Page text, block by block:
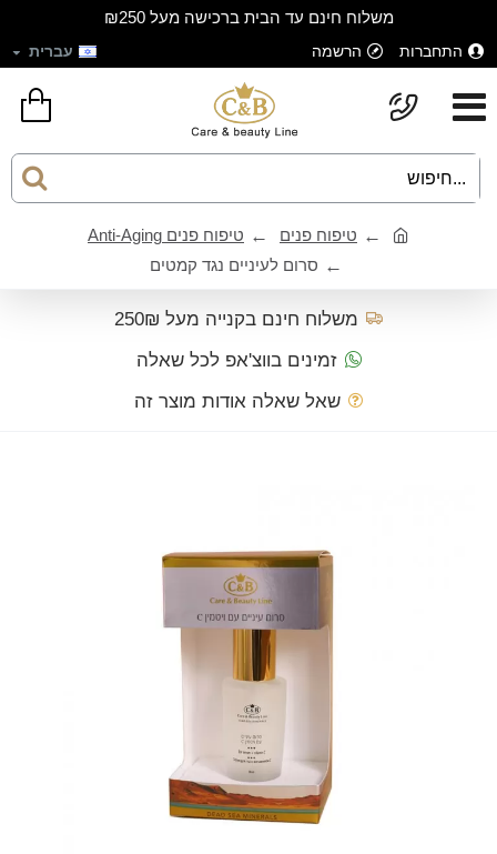
משלוח חינם עד הבית ברכישה מעל ₪250
התחברות הרשמה עברית
טיפוח פנים
טיפוח פנים Anti-Aging
סרום לעיניים נגד קמטים
משלוח חינם בקנייה מעל 250₪
זמינים בווצ'אפ לכל שאלה
שאל שאלה אודות מוצר זה